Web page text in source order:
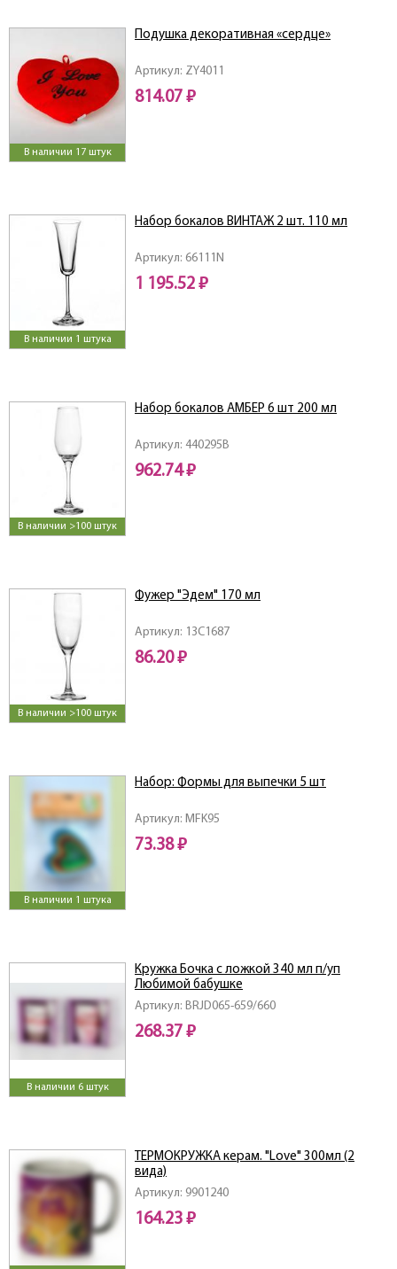
В наличии 17 штук
Артикул: ZY4011
Подушка декоративная «сердце»
814.07 ₽
В наличии 1 штука
Артикул: 66111N
Набор бокалов ВИНТАЖ 2 шт. 110 мл
1 195.52 ₽
В наличии >100 штук
Артикул: 440295B
Набор бокалов АМБЕР 6 шт 200 мл
962.74 ₽
В наличии >100 штук
Артикул: 13C1687
Фужер "Эдем" 170 мл
86.20 ₽
В наличии 1 штука
Артикул: MFK95
Набор: Формы для выпечки 5 шт
73.38 ₽
В наличии 6 штук
Артикул: BRJD065-659/660
Кружка Бочка с ложкой 340 мл п/уп
Любимой бабушке
268.37 ₽
Артикул: 9901240
ТЕРМОКРУЖКА керам. "Love" 300мл (2
вида)
164.23 ₽